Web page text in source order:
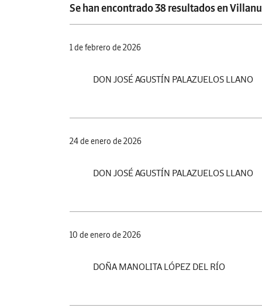
Se han encontrado 38 resultados en
1 de febrero de 2026
DON JOSÉ AGUSTÍN PALAZUELOS LLANO
24 de enero de 2026
DON JOSÉ AGUSTÍN PALAZUELOS LLANO
10 de enero de 2026
DOÑA MANOLITA LÓPEZ DEL RÍO